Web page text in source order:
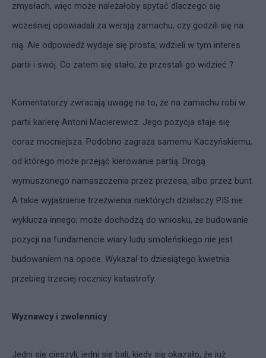
zmysłach, więc może należałoby spytać dlaczego się
wcześniej opowiadali za wersją zamachu, czy godzili się na
nią. Ale odpowiedź wydaje się prosta; wdzieli w tym interes
partii i swój. Co zatem się stało, że przestali go widzieć ?
Komentatorzy zwracają uwagę na to, że na zamachu robi w
partii karierę Antoni Macierewicz. Jego pozycja staje się
coraz mocniejsza. Podobno zagraża samemu Kaczyńskiemu,
od którego może przejąć kierowanie partią. Drogą
wymuszonego namaszczenia przez prezesa, albo przez bunt.
A takie wyjaśnienie trzeźwienia niektórych działaczy PIS nie
wyklucza innego; może dochodzą do wniosku, że budowanie
pozycji na fundamencie wiary ludu smoleńskiego nie jest
budowaniem na opoce. Wykazał to dziesiątego kwietnia
przebieg trzeciej rocznicy katastrofy.
Wyznawcy i zwolennicy
Jedni się cieszyli, jedni się bali, kiedy się okazało, że już